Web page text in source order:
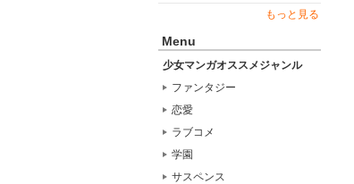
もっと見る
Menu
少女マンガオススメジャンル
ファンタジー
恋愛
ラブコメ
学園
サスペンス